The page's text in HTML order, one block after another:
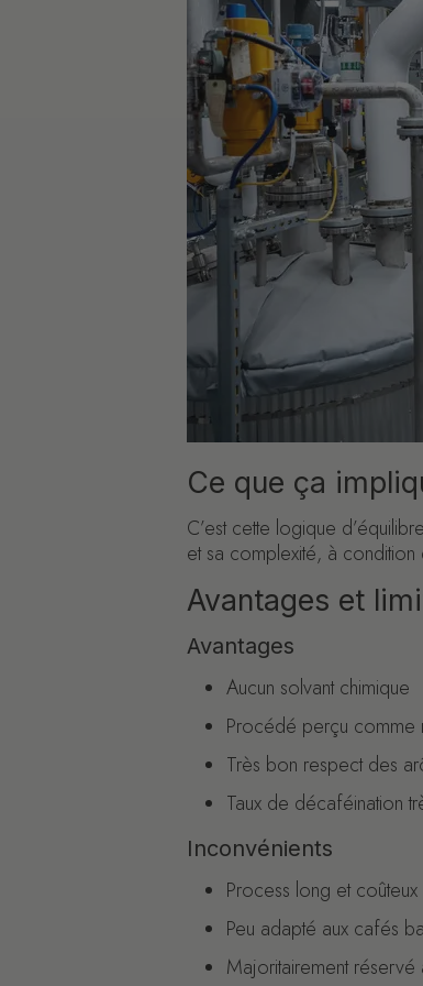
Ce que ça
C’est cette logique
et sa complexité, à
Avantages et
Avantages
Aucun solvant chimique
Procédé perçu comme
Très bon respect des
Taux de décaféination
Inconvénients
Process long et coûteux
Peu adapté aux cafés
Majoritairement réservé